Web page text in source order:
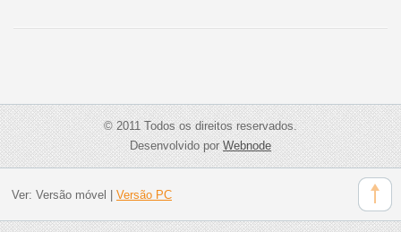
© 2011 Todos os direitos reservados.
Desenvolvido porWebnode
Ver: Versão móvel Versão PC